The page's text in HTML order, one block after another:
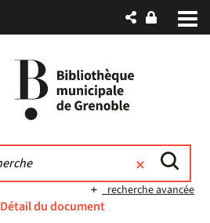
recherche avancée
Détail du document